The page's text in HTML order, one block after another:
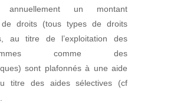
annuellement un montant
de droits (tous types de droits
au titre de l’exploitation des
comme des
sont plafonnés à une aide
titre des aides sélectives (cf